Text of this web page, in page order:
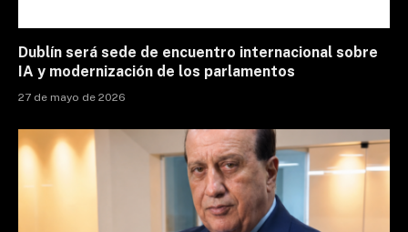
Dublín será sede de encuentro internacional sobre
IA y modernización de los parlamentos
27 de mayo de 2026